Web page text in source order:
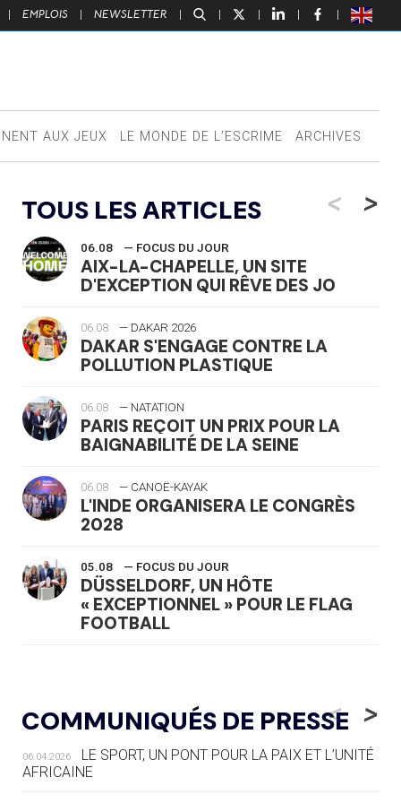
| EMPLOIS | NEWSLETTER | | | | |
AUX JEUX LE MONDE DE L’ESCRIME ARCHIVES
TOUS LES ARTICLES <
06.08 — FOCUS DU JOUR
AIX-LA-CHAPELLE, UN SITE
D'EXCEPTION QUI RÊVE DES JO
06.08 — DAKAR 2026
DAKAR S'ENGAGE CONTRE LA
POLLUTION PLASTIQUE
06.08 — NATATION
PARIS REÇOIT UN PRIX POUR LA
BAIGNABILITÉ DE LA SEINE
06.08 — CANOË-KAYAK
L'INDE ORGANISERA LE CONGRÈS
2028
05.08 — FOCUS DU JOUR
DÜSSELDORF, UN HÔTE
« EXCEPTIONNEL » POUR LE FLAG
FOOTBALL
LE RÊVE DE VOIR LA LUGE ALPINE
AUX JO « N'EST PAS FINI »
05.08 — TIR À L'ARC
DES MONDIAUX À BRISBANE SUR LA
>
COMMUNIQUÉS DE PRESSE
<
06.04.2026
LE SPORT, UN PONT POUR LA PAIX ET L’UNITÉ
AFRICAINE
>